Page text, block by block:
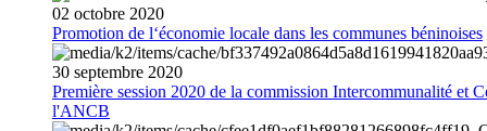
02 octobre 2020
Promotion de l‘économie locale dans les communes béninoises
30 septembre 2020
Première session 2020 de la commission Intercommunalité et
l'ANCB